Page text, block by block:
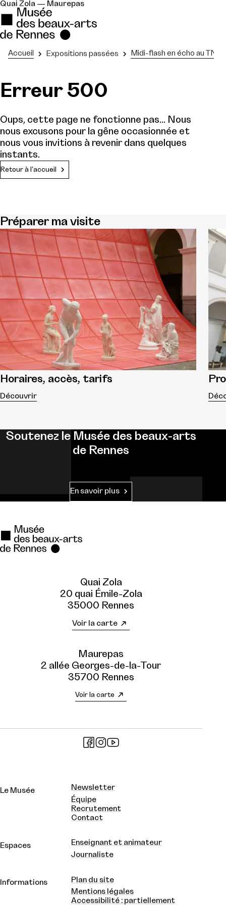
Quai Zola — Maurepas
Accueil Expositions passées Midi-flash en écho au TNB
Erreur 500
Oups, cette page ne fonctionne pas... Nous
nous excusons pour la gêne occasionnée et
nous vous invitions à revenir dans quelques
instants.
Retour à l'accueil
Préparer ma visite
Horaires, accès, tarifs
Découvrir
Soutenez le Musée des beaux-arts
de Rennes
En savoir plus
Quai Zola
20 quai Émile-Zola
35000 Rennes
Voir la carte
Maurepas
2 allée Georges-de-la-Tour
35700 Rennes
Voir la carte
Le Musée
Newsletter
Équipe
Recrutement
Contact
Espaces
Enseignant et animateur
Journaliste
Informations
Plan du site
Mentions légales
Accessibilité : partiellement